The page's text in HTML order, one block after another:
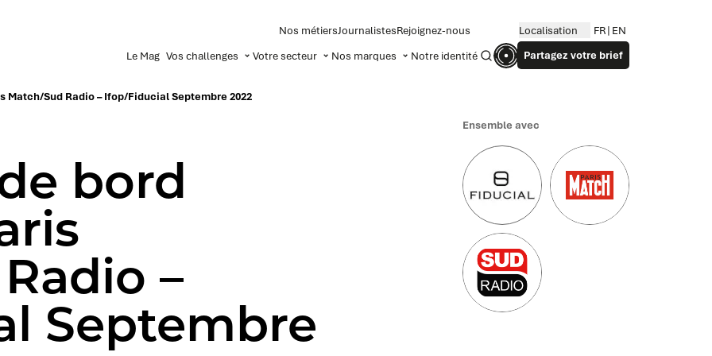
Le Mag Vos challenges Votre secteur Nos marques Notre identité RecherchePartagez votre brief
Nos métiersJournalistesRejoignez-nous Localisation FR EN
Match/Sud Radio – Ifop/Fiducial Septembre 2022
bord
–
Septembre
Ensemble avec